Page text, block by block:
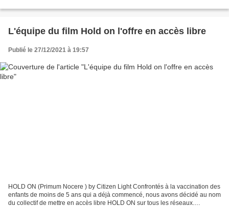
L'équipe du film Hold on l'offre en accès libre
Publié le 27/12/2021 à 19:57
HOLD ON (Primum Nocere ) by Citizen Light Confrontés à la vaccination des
enfants de moins de 5 ans qui a déjà commencé, nous avons décidé au nom
du collectif de mettre en accès libre HOLD ON sur tous les réseaux.